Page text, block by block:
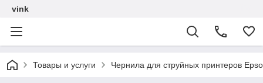
vink
Товары и услуги Чернила для струйных принтеров